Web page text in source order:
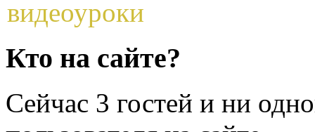
видеоуроки
Кто на сайте?
Сейчас 3 гостей и ни